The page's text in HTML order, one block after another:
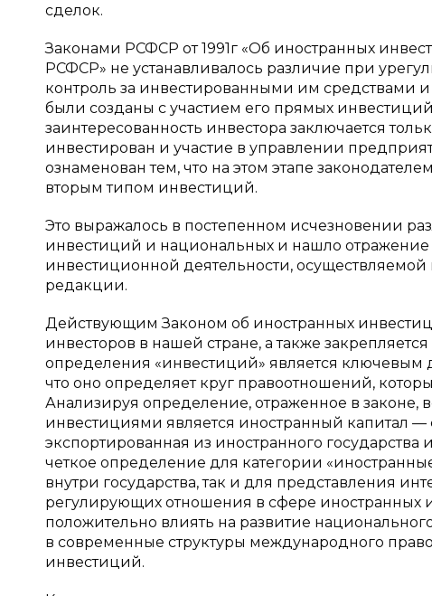
сделок.
Законами РСФСР от 1991г «Об иностранных
РСФСР» не устанавливалось различие при
контроль за инвестированными им средствами
были созданы с участием его прямых
заинтересованность инвестора заключается
инвестирован и участие в управлении
ознаменован тем, что на этом этапе
вторым типом инвестиций.
Это выражалось в постепенном исчезновении
инвестиций и национальных и нашло
инвестиционной деятельности,
редакции.
Действующим Законом об иностранных
инвесторов в нашей стране, а также
определения «инвестиций» является ключевым
что оно определяет круг правоотношений,
Анализируя определение, отраженное в
инвестициями является иностранный капитал
экспортированная из иностранного
четкое определение для категории
внутри государства, так и для представления
регулирующих отношения в сфере иностранных
положительно влиять на развитие
в современные структуры международного
инвестиций.